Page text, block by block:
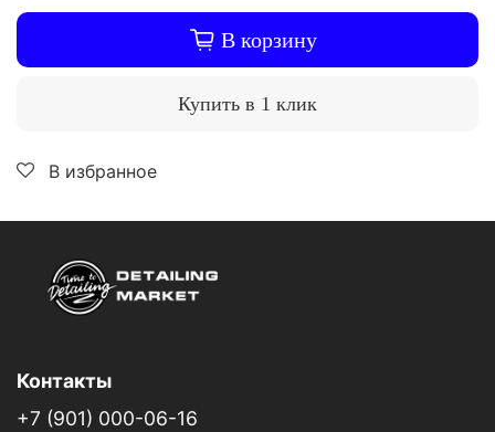
В корзину
Купить в 1 клик
В избранное
Контакты
+7 (901) 000-06-16